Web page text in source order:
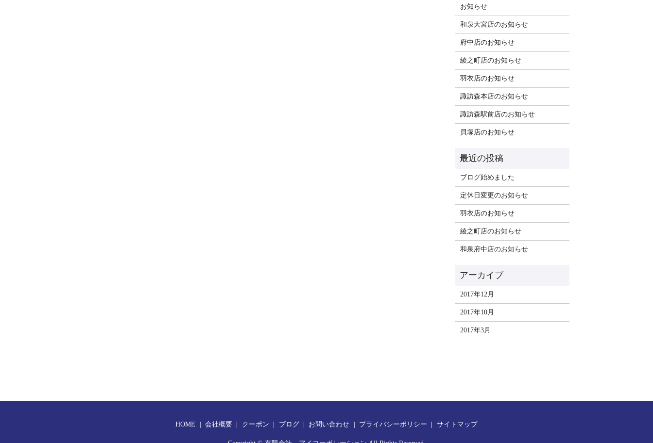
お知らせ
和泉大宮店のお知らせ
府中店のお知らせ
綾之町店のお知らせ
羽衣店のお知らせ
諏訪森本店のお知らせ
諏訪森駅前店のお知らせ
貝塚店のお知らせ
ブログ始めました
定休日変更のお知らせ
羽衣店のお知らせ
綾之町店のお知らせ
和泉府中店のお知らせ
2017年12月
2017年10月
2017年3月
HOME 会社概要 クーポン ブログ お問い合わせ プライバシーポリシー サイトマップ